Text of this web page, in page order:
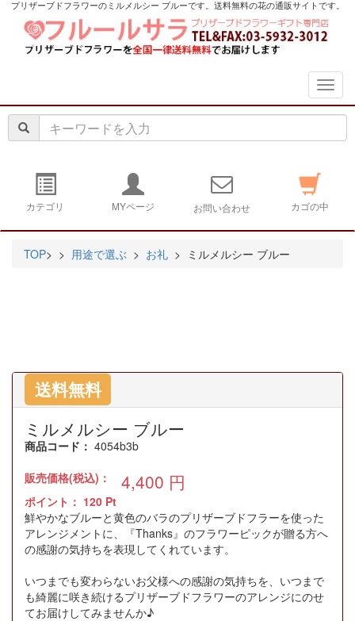
プリザーブドフラワーのミルメルシー ブルーです。送料無料の花の通販サイトです。
カテゴリ MYページ お問い合わせ カゴの中
TOP> > 用途で選ぶ > お礼 > ミルメルシー ブルー
送料無料
ミルメルシー ブルー
商品コード： 4054b3b
販売価格(税込)： 4,400 円
ポイント： 120 Pt
鮮やかなブルーと黄色のバラのプリザーブドフラーを使った
アレンジメントに、『Thanks』のフラワーピックが贈る方へ
の感謝の気持ちを表現してくれています。
いつまでも変わらないお父様への感謝の気持ちを、いつまで
も綺麗に咲き続けるプリザーブドフラワーのアレンジにのせ
てお届けしてみませんか♪